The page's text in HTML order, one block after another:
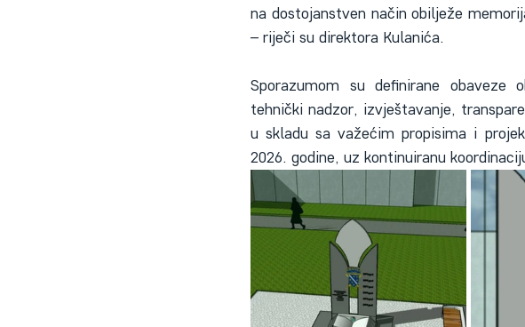
na dostojanstven način obilježe
– riječi su direktora Kulanića.
Sporazumom su definirane obaveze
tehnički nadzor, izvještavanje,
u skladu sa važećim propisima i
2026. godine, uz kontinuiranu